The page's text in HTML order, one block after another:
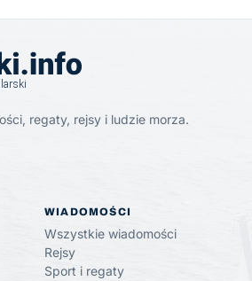
regaty, rejsy i ludzie morza.
WIADOMOŚCI
Wszystkie wiadomości
Rejsy
Sport i regaty